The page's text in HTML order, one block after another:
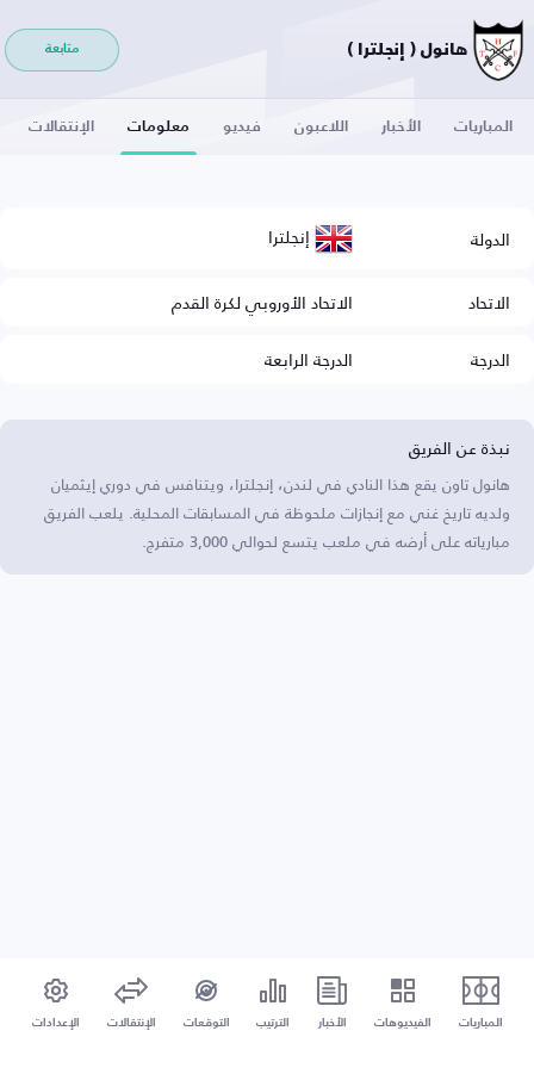
هانول ( إنجلترا ) متابعة
المباريات الأخبار اللاعبون فيديو معلومات الإنتقالات
الدولة إنجلترا
الاتحاد
الاتحاد الأوروبي لكرة القدم
الدرجة
الدرجة الرابعة
نبذة عن الفريق
هانول تاون يقع هذا النادي في لندن، إنجلترا، ويتنافس في دوري إيثميان
ولديه تاريخ غني مع إنجازات ملحوظة في المسابقات المحلية. يلعب الفريق
مبارياته على أرضه في ملعب يتسع لحوالي 3,000 متفرج.
المباريات الفيديوهات الأخبار الترتيب التوقعات الإنتقالات الإعدادات